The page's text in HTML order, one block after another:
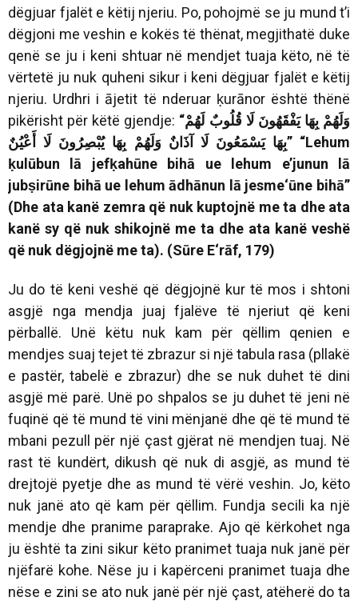
dëgjuar fjalët e këtij njeriu. Po, pohojmë se ju mund t’i
dëgjoni meveshin e kokës të thënat, megjithatë duke
qenë se ju i keni shtuar në mendjet tuaja këto, në të
vërtetë ju nuk quheni sikur i keni dëgjuar fjalët e këtij
njeriu. Urdhri i ājetit të nderuar ḳurānor është thënë
pikërisht për këtë gjendje: “لَهُمْ قُلُوبٌ لَا يَفْقَهُونَ بِهَا وَلَهُمْ
أَعْيُنٌ لَا يُبْصِرُونَ بِهَا وَلَهُمْ آذَانٌ لَا يَسْمَعُونَ بِهَا” “Lehum
ḳulūbun lā jefḳahūne bihā ue lehum e’junun lā
jubṣirūne bihā ue lehum ādhānun lā jesme‘ūne bihā”
(Dhe ata kanë zemra që nuk kuptojnë me ta dhe ata
kanë sy që nuk shikojnë me ta dhe ata kanë veshë
që nuk dëgjojnë me ta). (Sūre E‘rāf, 179)
Ju do të keni veshë që dëgjojnë kur të mos i shtoni
asgjë nga mendja juaj fjalëve të njeriut që keni
përballë. Unë këtu nuk kam për qëllim qenien e
mendjes suaj tejet të zbrazur si një tabula rasa (pllakë
e pastër, tabelë e zbrazur) dhe se nuk duhet të dini
asgjë më parë. Unë po shpalos se ju duhet të jeni në
fuqinë që të mund të vini mënjanë dhe që të mund të
mbani pezull për një çast gjërat në mendjen tuaj. Në
rast të kundërt, dikush që nuk di asgjë, as mund të
drejtojë pyetje dhe as mund të vërë veshin. Jo, këto
nuk janë ato që kam për qëllim. Fundja secili ka një
mendje dhe pranime paraprake. Ajo që kërkohet nga
ju është ta zini sikur këto pranimet tuaja nuk janë për
njëfarë kohe. Nëse ju i kapërceni pranimet tuaja dhe
nëse e zini se ato nuk janë për një çast, atëherë do ta